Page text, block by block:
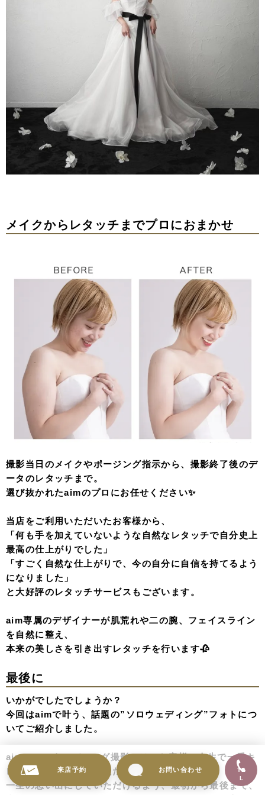
メイクからレタッチまでプロにおまかせ
撮影当日のメイクやポージング指示から、撮影終了後のデ
ータのレタッチまで。
選び抜かれたaimのプロにお任せください✨
当店をご利用いただいたお客様から、
「何も手を加えていないような自然なレタッチで自分史上
最高の仕上がりでした」
「すごく自然な仕上がりで、今の自分に自信を持てるよう
になりました」
と大好評のレタッチサービスもございます。
aim専属のデザイナーが肌荒れや二の腕、フェイスライン
を自然に整え、
本来の美しさを引き出すレタッチを行います🥀
最後に
いかがでしたでしょうか？
今回はaimで叶う、話題の”ソロウェディング”フォトにつ
いてご紹介しました。
aimのソロウィディング撮影では、お客様に人生で一番キ
レイな瞬間を残していただき
一生の思い出にしていただけるよう、最初から最後まで、
来店予約 お問い合わせ
TE
L